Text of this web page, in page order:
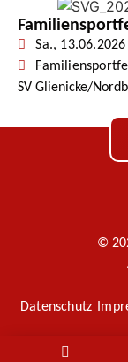
Sa., 13.06.2026
SV Glienicke/
©
Datenschutz